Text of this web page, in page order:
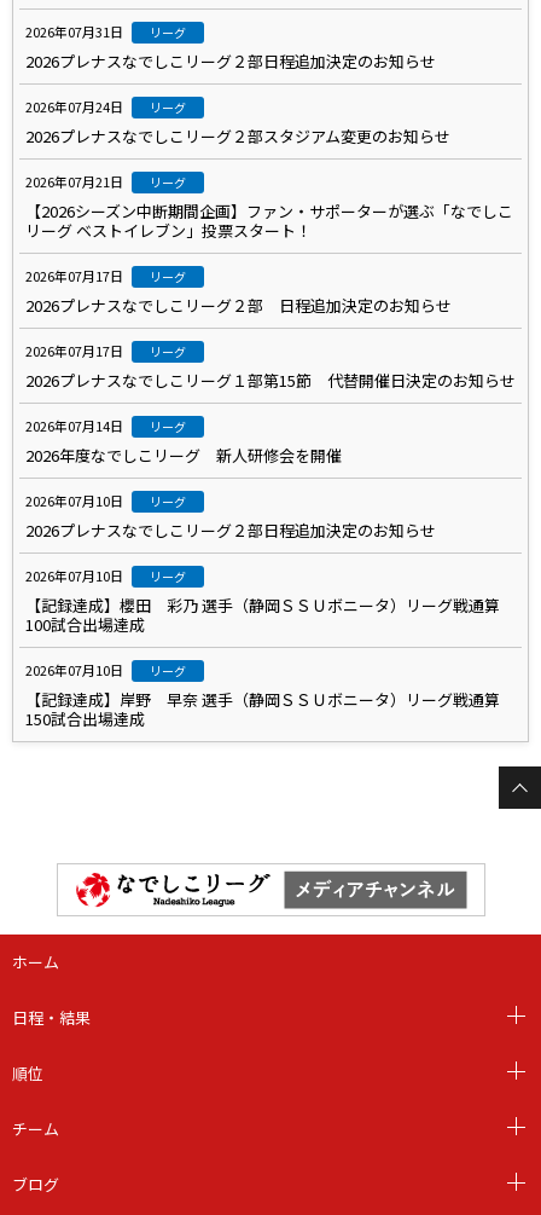
2026年07月31日 リーグ
2026プレナスなでしこリーグ２部日程追加決定のお知らせ
2026年07月24日 リーグ
2026プレナスなでしこリーグ２部スタジアム変更のお知らせ
2026年07月21日 リーグ
【2026シーズン中断期間企画】ファン・サポーターが選ぶ「なでしこ
リーグ ベストイレブン」投票スタート！
2026年07月17日 リーグ
2026プレナスなでしこリーグ２部 日程追加決定のお知らせ
2026年07月17日 リーグ
2026プレナスなでしこリーグ１部第15節 代替開催日決定のお知らせ
2026年07月14日 リーグ
2026年度なでしこリーグ 新人研修会を開催
2026年07月10日 リーグ
2026プレナスなでしこリーグ２部日程追加決定のお知らせ
2026年07月10日 リーグ
【記録達成】櫻田 彩乃 選手（静岡ＳＳＵボニータ）リーグ戦通算
100試合出場達成
2026年07月10日 リーグ
【記録達成】岸野 早奈 選手（静岡ＳＳＵボニータ）リーグ戦通算
150試合出場達成
ホーム
日程・結果
順位
チーム
ブログ